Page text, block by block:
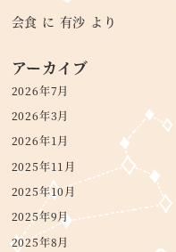
会食 に 有沙 より
アーカイブ
2026年7月
2026年3月
2026年1月
2025年11月
2025年10月
2025年9月
2025年8月